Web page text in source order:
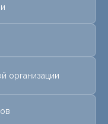
организации